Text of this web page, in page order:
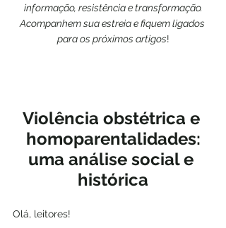
informação, resistência e transformação.
Acompanhem sua estreia e fiquem ligados
para os próximos artigos!
Violência obstétrica e
homoparentalidades:
uma análise social e
histórica
Olá, leitores!